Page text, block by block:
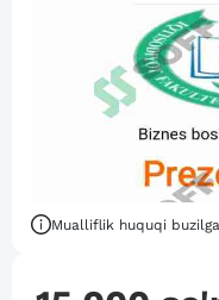
Mualliflik huquqi